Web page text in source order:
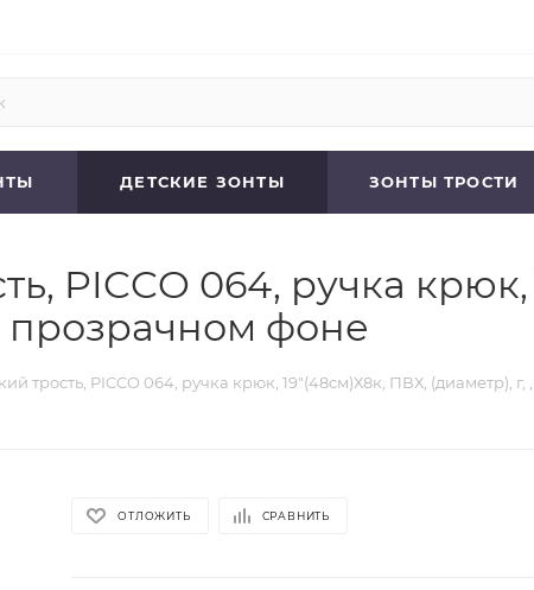
ДЕТСКИЕ ЗОНТЫ ЗОНТЫ ТРОСТИ
PICCO 064, ручка
прозрачном фоне
трость, PICCO 064, ручка крюк, 19"(48см)Х8к, ПВХ, (диаметр),
ОТЛОЖИТЬ СРАВНИТЬ